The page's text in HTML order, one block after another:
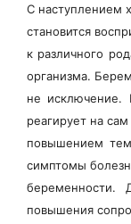
С наступлением
становится
к различного
организма.
не исключение.
реагирует на
повышением
симптомы
беременности.
повышения